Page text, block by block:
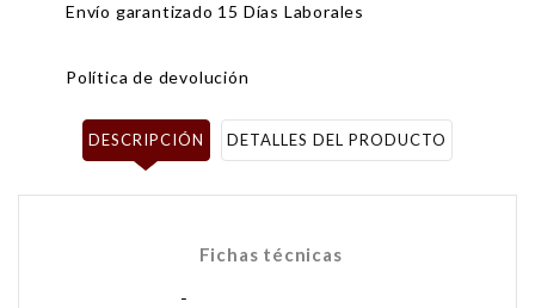
Envío garantizado 15 Días Laborales
Política de devolución
DESCRIPCIÓN DETALLES DEL PRODUCTO
Fichas técnicas